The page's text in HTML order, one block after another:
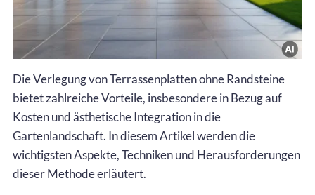
Die Verlegung von Terrassenplatten ohne Randsteine
bietet zahlreiche Vorteile, insbesondere in Bezug auf
Kosten und ästhetische Integration in die
Gartenlandschaft. In diesem Artikel werden die
wichtigsten Aspekte, Techniken und Herausforderungen
dieser Methode erläutert.